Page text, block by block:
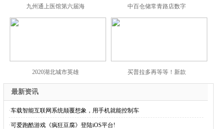
九州通上医馆第六届海 中百仓储常青路店数字
2020湖北城市英雄 买普拉多再等等！新款
最新资讯
·车载智能互联网系统颠覆想象，用手机就能控制车
·可爱跑酷游戏《疯狂豆腐》登陆iOS平台!